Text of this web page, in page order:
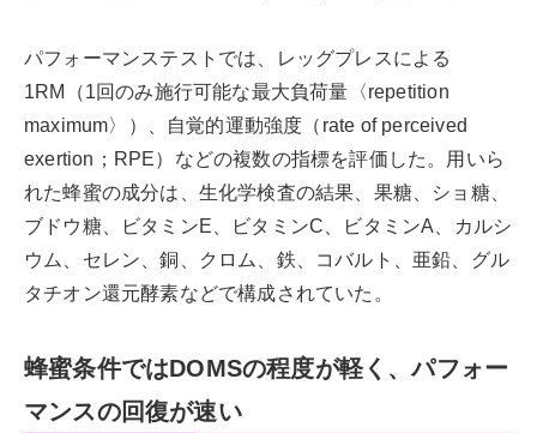
パフォーマンステストでは、レッグプレスによる
1RM（1回のみ施行可能な最大負荷量〈repetition
maximum〉）、自覚的運動強度（rate of perceived
exertion；RPE）などの複数の指標を評価した。用いら
れた蜂蜜の成分は、生化学検査の結果、果糖、ショ糖、
ブドウ糖、ビタミンE、ビタミンC、ビタミンA、カルシ
ウム、セレン、銅、クロム、鉄、コバルト、亜鉛、グル
タチオン還元酵素などで構成されていた。
蜂蜜条件ではDOMSの程度が軽く、パフォー
マンスの回復が速い